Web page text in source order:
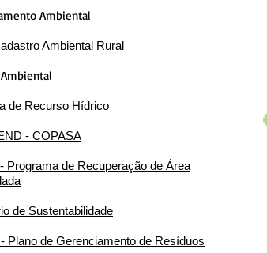
Ambiental
Ambiental Rural
de Recurso Hídrico
- COPASA
Programa de Recuperação de Área
de Sustentabilidade
Plano de Gerenciamento de Resíduos